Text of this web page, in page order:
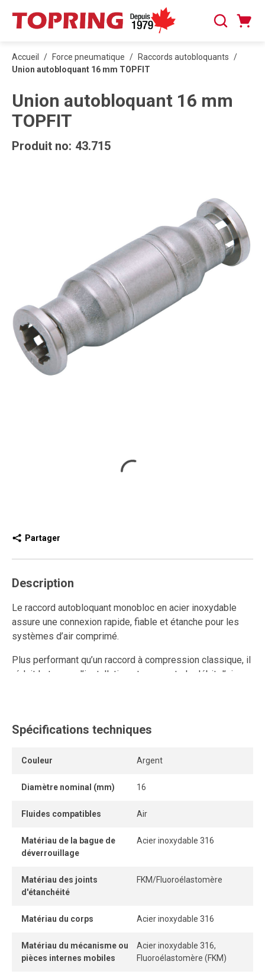
PASSER AU CONTENU PRINCIPAL
Recherche
Accueil / Force pneumatique / Raccords autobloquants /
Union autobloquant 16 mm TOPFIT
Union autobloquant 16 mm
TOPFIT
Produit no: 43.715
Partager
Description
Le raccord autobloquant monobloc en acier inoxydable
assure une connexion rapide, fiable et étanche pour les
systèmes d’air comprimé.
Plus performant qu’un raccord à compression classique, il
réduit le temps d’installation et augmente le débit d’air
résiste aux connexions et déconnexions répétées tout en
même sous pression.
connexion et une déconnexion instantanées, sans outil,
parfaitement étanche, garantissant une performance
constante et un débit optimal.
Spécifications techniques
Couleur Argent
Diamètre nominal (mm) 16
Fluides compatibles Air
Matériau de la bague de
déverrouillage
Acier inoxydable 316
Matériau des joints
d'étanchéité
FKM/Fluoroélastomère
Matériau du corps Acier inoxydable 316
Matériau du mécanisme ou
pièces internes mobiles
Acier inoxydable 316,
Fluoroélastomère (FKM)